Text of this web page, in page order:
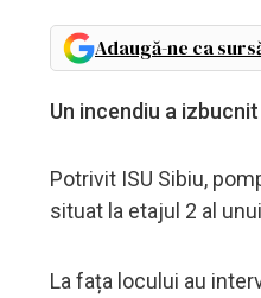
Adaugă-ne ca
Un incendiu a
Potrivit ISU Sibiu,
situat la etajul 2 al
La fața locului au